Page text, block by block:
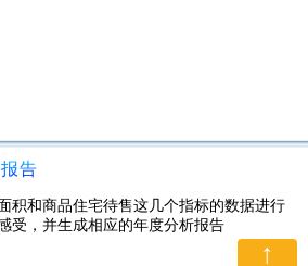
告
积和商品住宅待售这几个指标的数据进行
受，并生成相应的年度分析报告
↑